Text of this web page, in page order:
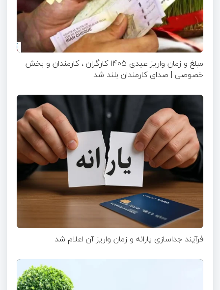
مبلغ و زمان واریز عیدی ۱۴۰۵ کارگران ، کارمندان و بخش
خصوصی | صدای کارمندان بلند شد
فرآیند جداسازی یارانه و زمان واریز آن اعلام شد